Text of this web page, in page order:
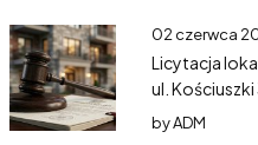
02 czerwca
Licytacja
ul.
byADM